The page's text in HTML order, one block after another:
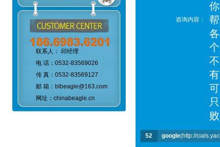
联系人： 邱经理
电 话：0532-83569026
传 真：0532-83569127
邮 箱：blbeagle@163.com
网址：chinabeagle.cn
咨询内容：
52 google(http://